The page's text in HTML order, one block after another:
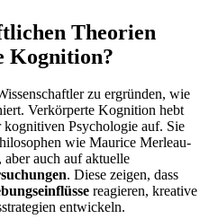
Theorien
Kognition?
zu ergründen, wie
Verkörperte Kognition hebt
kognitiven Psychologie auf. Sie
wie Maurice Merleau-
auch auf aktuelle
. Diese zeigen, dass
reagieren, kreative
entwickeln.